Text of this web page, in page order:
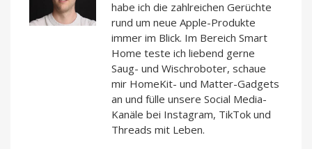
habe ich die zahlreichen Gerüchte
rund um neue Apple-Produkte
immer im Blick. Im Bereich Smart
Home teste ich liebend gerne
Saug- und Wischroboter, schaue
mir HomeKit- und Matter-Gadgets
an und fülle unsere Social Media-
Kanäle bei Instagram, TikTok und
Threads mit Leben.